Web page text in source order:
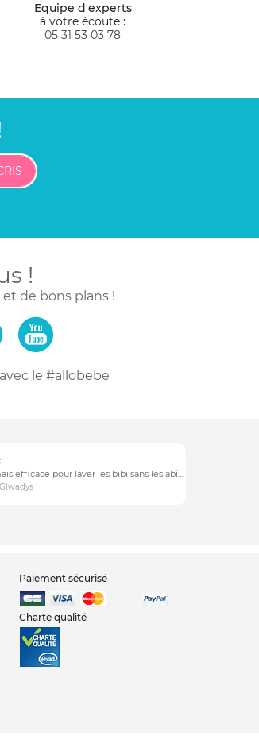
Equipe d'experts
à votre écoute :
05 31 53 03 78
!
et de bons plans !
le #allobebe
Poil doux mais efficace pour laver les bibi sans les abîmer
Paiement sécurisé
Charte qualité